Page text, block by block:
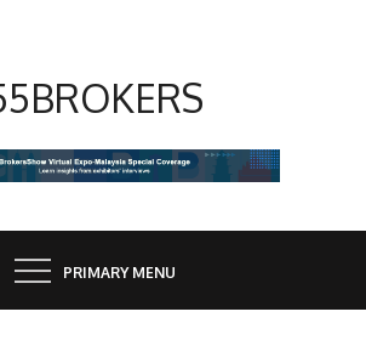
PRIMARY MENU